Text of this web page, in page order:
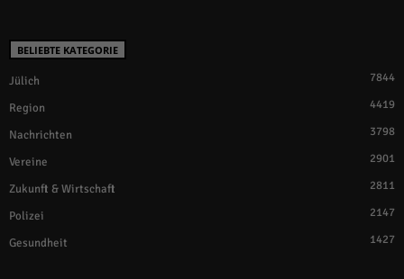
BELIEBTE KATEGORIE
Jülich 7844
Region 4419
Nachrichten 3798
Vereine 2901
Zukunft & Wirtschaft 2811
Polizei 2147
Gesundheit 1427